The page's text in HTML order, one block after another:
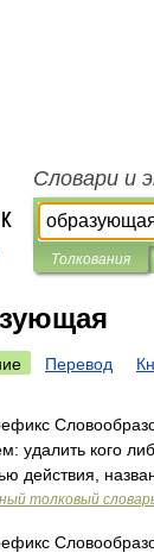
Словари и
Толкования
Перевод
удалить кого
действия,
толковый